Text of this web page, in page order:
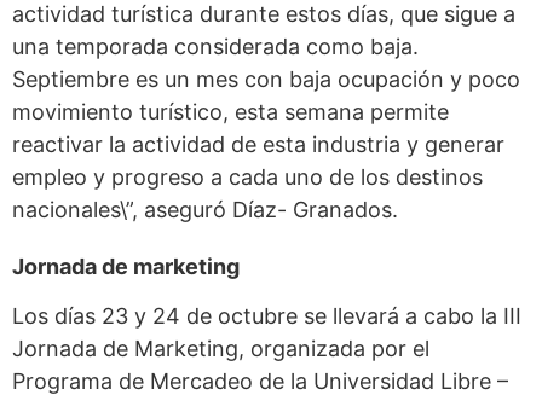
actividad turística durante estos días, que sigue a
una temporada considerada como baja.
Septiembre es un mes con baja ocupación y poco
movimiento turístico, esta semana permite
reactivar la actividad de esta industria y generar
empleo y progreso a cada uno de los destinos
nacionales\”, aseguró Díaz- Granados.
Jornada de marketing
Los días 23 y 24 de octubre se llevará a cabo la III
Jornada de Marketing, organizada por el
Programa de Mercadeo de la Universidad Libre –